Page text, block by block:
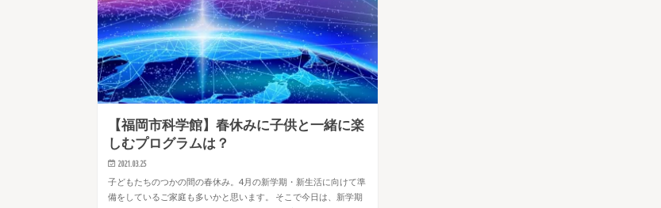
【福岡市科学館】春休みに子供と一緒に楽
しむプログラムは？
2021.03.25
子どもたちのつかの間の春休み。4月の新学期・新生活に向けて準
備をしているご家庭も多いかと思います。 そこで今日は、新学期